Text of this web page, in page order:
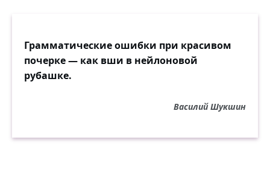
Грамматические ошибки при красивом
почерке — как вши в нейлоновой
рубашке.
Василий Шукшин